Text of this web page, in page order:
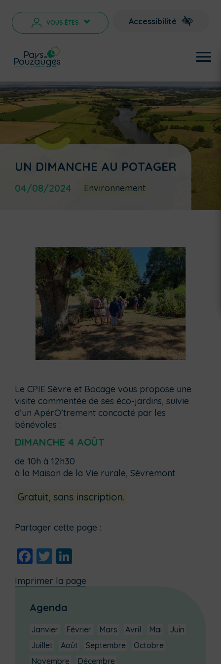
VOUS ÊTES > Accessibilité
UN DIMANCHE AU POTAGER
04/08/2024 Environnement
Le CPIE Sèvre et Bocage vous propose une
visite commentée de ses éco-jardins, suivie
d’un ApérO’trement concocté par les
bénévoles :
DIMANCHE 4 AOÛT
de 10h à 12h30
à la Maison de la Vie rurale, Sèvremont
Gratuit, sans inscription.
Partager cette page :
Facebook
Twitter
Imprimer la page
Agenda
Janvier Février Mars Avril Mai
Juin
Juillet
Août Septembre
Octobre
Novembre
Décembre